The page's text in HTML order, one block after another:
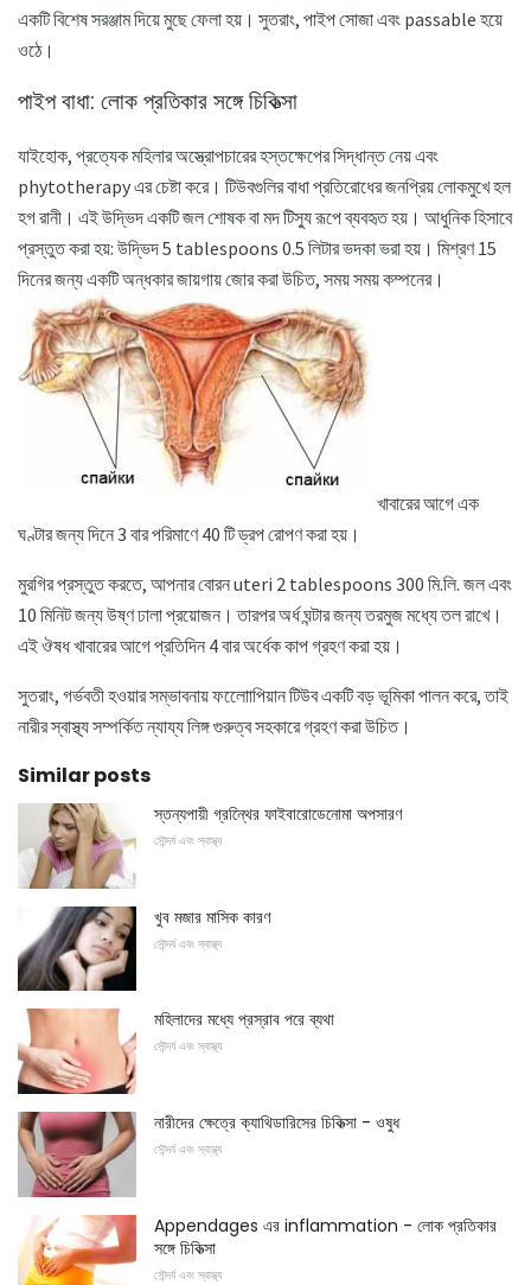
একটি বিশেষ সরঞ্জাম দিয়ে মুছে ফেলা হয়। সুতরাং, পাইপ সোজা এবং passable হয়ে
ওঠে।
পাইপ বাধা: লোক প্রতিকার সঙ্গে চিকিত্সা
যাইহোক, প্রত্যেক মহিলার অস্ত্রোপচারের হস্তক্ষেপের সিদ্ধান্ত নেয় এবং
phytotherapy এর চেষ্টা করে। টিউবগুলির বাধা প্রতিরোধের জনপ্রিয় লোকমুখে হল
হগ রানী। এই উদ্ভিদ একটি জল শোষক বা মদ টিস্যু রূপে ব্যবহৃত হয়। আধুনিক হিসাবে
প্রস্তুত করা হয়: উদ্ভিদ 5 tablespoons 0.5 লিটার ভদকা ভরা হয়। মিশ্রণ 15
দিনের জন্য একটি অন্ধকার জায়গায় জোর করা উচিত, সময় সময় কম্পনের।
খাবারের আগে এক
ঘণ্টার জন্য দিনে 3 বার পরিমাণে 40 টি ড্রপ রোপণ করা হয়।
মুরগির প্রস্তুত করতে, আপনার বোরন uteri 2 tablespoons 300 মি.লি. জল এবং
10 মিনিট জন্য উষ্ণ ঢালা প্রয়োজন। তারপর অর্ধ ঘন্টার জন্য তরমুজ মধ্যে তল রাখে।
এই ঔষধ খাবারের আগে প্রতিদিন 4 বার অর্ধেক কাপ গ্রহণ করা হয়।
সুতরাং, গর্ভবতী হওয়ার সম্ভাবনায় ফলোোপিয়ান টিউব একটি বড় ভূমিকা পালন করে, তাই
নারীর স্বাস্থ্য সম্পর্কিত ন্যায্য লিঙ্গ গুরুত্ব সহকারে গ্রহণ করা উচিত।
Similar posts
স্তন্যপায়ী গ্রন্থিের ফাইবারোডেনোমা অপসারণ
সৌন্দর্য এবং স্বাস্থ্য
খুব মজার মাসিক কারণ
সৌন্দর্য এবং স্বাস্থ্য
মহিলাদের মধ্যে প্রস্রাব পরে ব্যথা
সৌন্দর্য এবং স্বাস্থ্য
নারীদের ক্ষেত্রে ক্যাথিডারিসের চিকিত্সা - ওষুধ
সৌন্দর্য এবং স্বাস্থ্য
Appendages এর inflammation - লোক প্রতিকার
সঙ্গে চিকিত্সা
সৌন্দর্য এবং স্বাস্থ্য